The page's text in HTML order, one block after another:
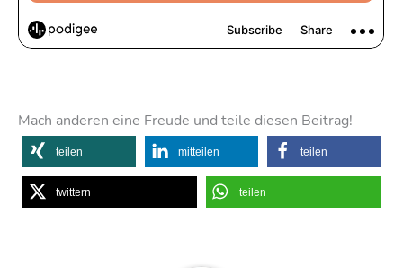
Mach anderen eine Freude und teile diesen Beitrag!
teilen mitteilen teilen
twittern teilen